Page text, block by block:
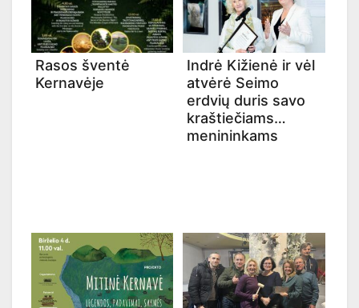
Rasos šventė
Kernavėje
Indrė Kižienė ir vėl
atvėrė Seimo
erdvių duris savo
kraštiečiams
menininkams